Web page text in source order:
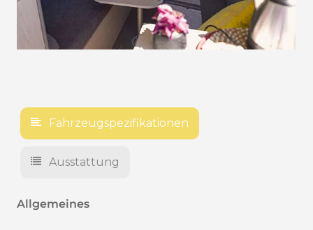
Fahrzeugspezifikationen
Ausstattung
Allgemeines